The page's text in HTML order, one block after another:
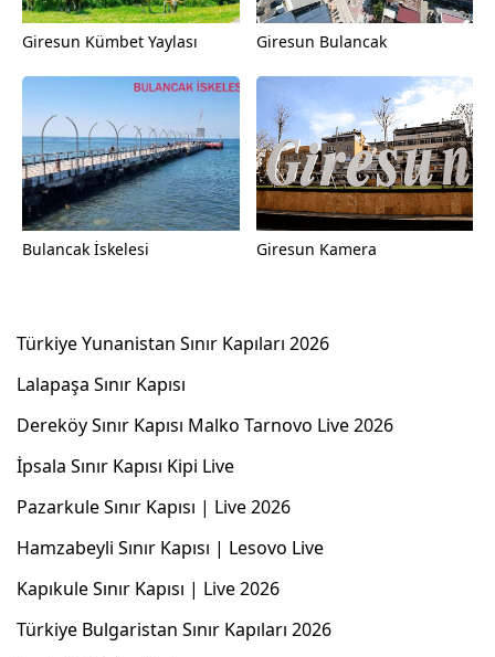
Giresun Kümbet Yaylası Giresun Bulancak
Bulancak İskelesi Giresun Kamera
Türkiye Yunanistan Sınır Kapıları 2026
Lalapaşa Sınır Kapısı
Dereköy Sınır Kapısı Malko Tarnovo Live 2026
İpsala Sınır Kapısı Kipi Live
Pazarkule Sınır Kapısı | Live 2026
Hamzabeyli Sınır Kapısı | Lesovo Live
Kapıkule Sınır Kapısı | Live 2026
Türkiye Bulgaristan Sınır Kapıları 2026